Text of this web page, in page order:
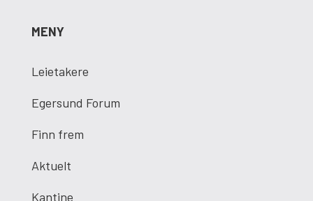
MENY
Leietakere
Egersund Forum
Finn frem
Aktuelt
Kantine